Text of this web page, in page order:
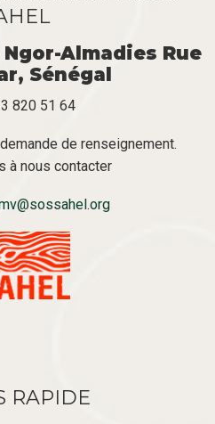
Ngor-Almadies Rue
Sénégal
820 51 64
de renseignement.
à nous contacter
RAPIDE